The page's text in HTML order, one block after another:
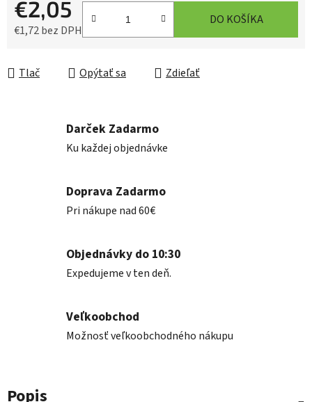
€2,05
€1,72 bez DPH
DO KOŠÍKA
Tlač Opýtať sa Zdieľať
Darček Zadarmo
Ku každej objednávke
Doprava Zadarmo
Pri nákupe nad 60€
Objednávky do 10:30
Expedujeme v ten deň.
Veľkoobchod
Možnosť veľkoobchodného nákupu
Popis